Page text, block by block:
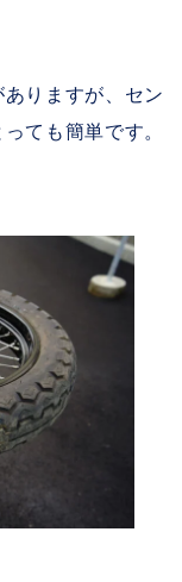
りますが、セン
ても簡単です。